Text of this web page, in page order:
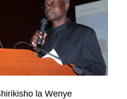
la Wenye